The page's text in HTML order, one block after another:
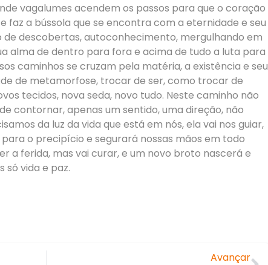
vagalumes acendem os passos para que o coração
faz a bússola que se encontra com a eternidade e seu
de descobertas, autoconhecimento, mergulhando em
alma de dentro para fora e acima de tudo a luta para
caminhos se cruzam pela matéria, a existência e seu
de metamorfose, trocar de ser, como trocar de
tecidos, nova seda, novo tudo. Neste caminho não
contornar, apenas um sentido, uma direção, não
da luz da vida que está em nós, ela vai nos guiar,
o precipício e segurará nossas mãos em todo
a ferida, mas vai curar, e um novo broto nascerá e
só vida e paz.
Avançar